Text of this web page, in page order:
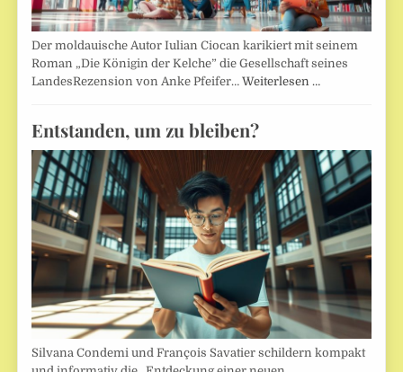
Der moldauische Autor Iulian Ciocan karikiert mit seinem
Roman „Die Königin der Kelche” die Gesellschaft seines
LandesRezension von Anke Pfeifer…Weiterlesen …
Entstanden, um zu bleiben?
Silvana Condemi und François Savatier schildern kompakt